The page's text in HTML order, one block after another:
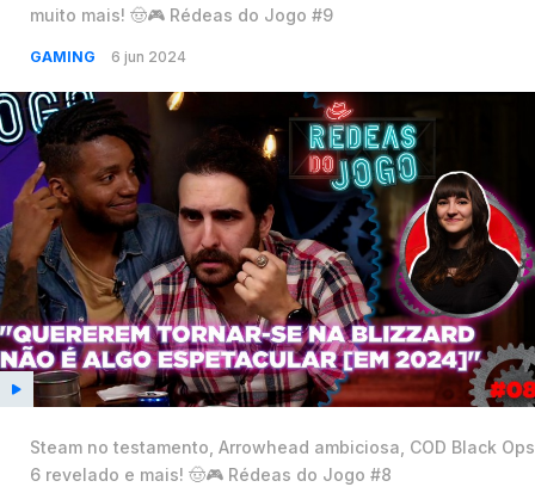
muito mais! 🤠🎮 Rédeas do Jogo #9
GAMING 6 jun 2024
Steam no testamento, Arrowhead ambiciosa, COD Black Ops
6 revelado e mais! 🤠🎮 Rédeas do Jogo #8